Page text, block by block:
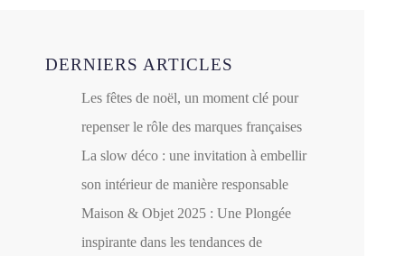
DERNIERS ARTICLES
Les fêtes de noël, un moment clé pour
repenser le rôle des marques françaises
La slow déco : une invitation à embellir
son intérieur de manière responsable
Maison & Objet 2025 : Une Plongée
inspirante dans les tendances de